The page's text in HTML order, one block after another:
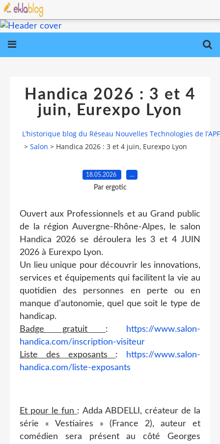
Handica 2026 : 3 et 4
juin, Eurexpo Lyon
L’historique blog du Réseau Nouvelles Technologies de
> Salon > Handica 2026 : 3 et 4 juin, Eurexpo Lyon
18.05.2026 …
Par ergotic
Ouvert aux Professionnels et au Grand public
de la région Auvergne-Rhône-Alpes, le salon
Handica 2026 se déroulera les 3 et 4 JUIN
2026 à Eurexpo Lyon.
Un lieu unique pour découvrir les innovations,
services et équipements qui facilitent la vie au
quotidien des personnes en perte ou en
manque d’autonomie, quel que soit le type de
handicap.
Badge gratuit :
https://www.salon-
handica.com/inscription-visiteur
Liste des exposants :
https://www.salon-
handica.com/liste-exposants
Et pour le fun : Adda ABDELLI, créateur de la
série « Vestiaires » (France 2), auteur et
comédien sera présent au côté Georges